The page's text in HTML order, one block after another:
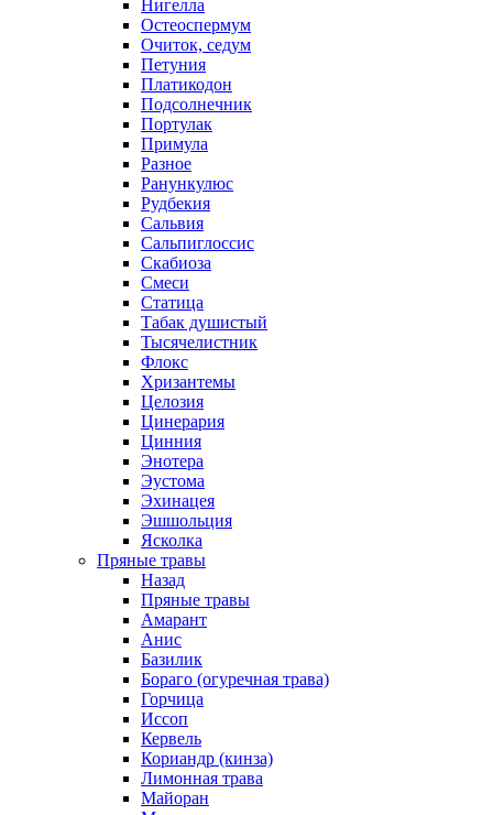
Нигелла
Остеоспермум
Очиток, седум
Петуния
Платикодон
Подсолнечник
Портулак
Примула
Разное
Ранункулюс
Рудбекия
Сальвия
Сальпиглоссис
Скабиоза
Смеси
Статица
Табак душистый
Тысячелистник
Флокс
Хризантемы
Целозия
Цинерария
Цинния
Энотера
Эустома
Эхинацея
Эшшольция
Ясколка
Пряные травы
Назад
Пряные травы
Амарант
Анис
Базилик
Бораго (огуречная трава)
Горчица
Иссоп
Кервель
Кориандр (кинза)
Лимонная трава
Майоран